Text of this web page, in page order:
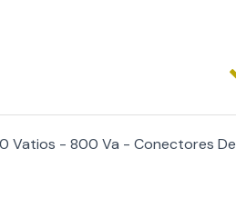
Vatios - 800 Va - Conectores De